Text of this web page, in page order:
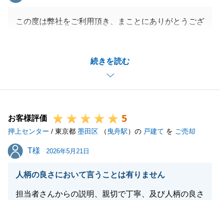
続きを読む
この度は弊社をご利用頂き、まことにありがとうござ
ご売却に至るまでには色々とお悩みになる事も多かっ
たかと思いますが、I様のご協力を頂けましたおかげ
でスムーズに進めて行けたと思っております。
す。
お力になれるよう努めます。
今後ともよろしくお願いいたします。
閉じる
お客様評価 5
押上センター / 東京都 墨田区 （ 曳舟駅）の 戸建て を ご売却
T様
T様 2026年5月21日
人柄の良さにおいて言うことは有りません
担当者さんからの説明、親切で丁寧、及び人柄の良さ